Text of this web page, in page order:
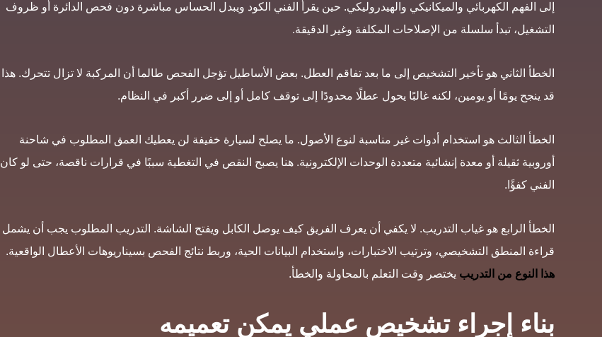
إلى الفهم الكهربائي والميكانيكي والهيدروليكي. حين يقرأ الفني الكود ويبدل الحساس مباشرة دون فحص الدائرة أو ظروف
التشغيل، تبدأ سلسلة من الإصلاحات المكلفة وغير الدقيقة.
الخطأ الثاني هو تأخير التشخيص إلى ما بعد تفاقم العطل. بعض الأساطيل تؤجل الفحص طالما أن المركبة لا تزال تتحرك. هذا
قد ينجح يومًا أو يومين، لكنه غالبًا يحول عطلًا محدودًا إلى توقف كامل أو إلى ضرر أكبر في النظام.
الخطأ الثالث هو استخدام أدوات غير مناسبة لنوع الأصول. ما يصلح لسيارة خفيفة لن يعطيك العمق المطلوب في شاحنة
أوروبية ثقيلة أو معدة إنشائية متعددة الوحدات الإلكترونية. هنا يصبح النقص في التغطية سببًا في قرارات ناقصة، حتى لو كان
الفني كفؤًا.
الخطأ الرابع هو غياب التدريب. لا يكفي أن يعرف الفريق كيف يوصل الكابل ويفتح الشاشة. التدريب المطلوب يجب أن يشمل
قراءة المنطق التشخيصي، وترتيب الاختبارات، واستخدام البيانات الحية، وربط نتائج الفحص بسيناريوهات الأعطال الواقعية.
هذا النوع من التدريب يختصر وقت التعلم بالمحاولة والخطأ.
بناء إجراء تشخيص عملي يمكن تعميمه